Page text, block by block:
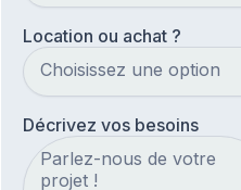
Location ou achat ?
Choisissez une option
Décrivez vos besoins